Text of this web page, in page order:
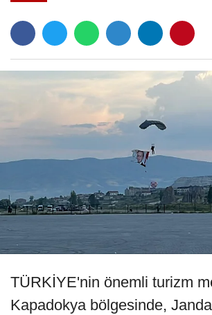
TÜRKİYE'nin önemli turizm
Kapadokya bölgesinde,